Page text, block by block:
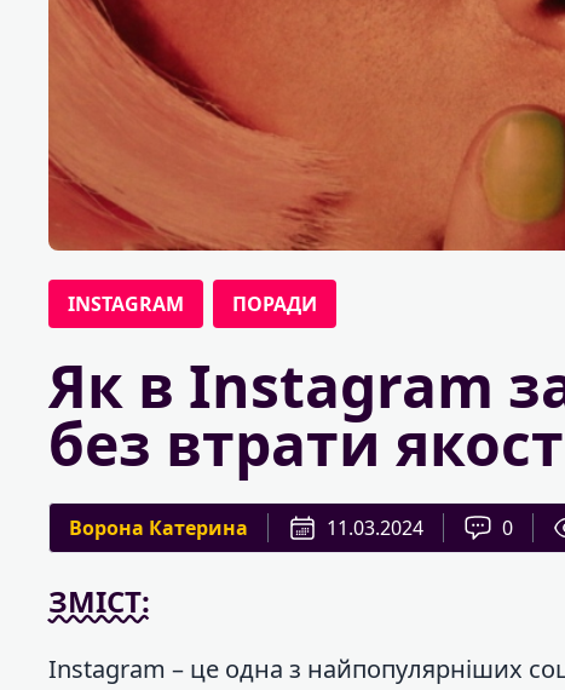
INSTAGRAM ПОРАДИ
Як в Instagram
без втрати
Ворона Катерина 11.03.2024 0
ЗМІСТ:
Instagram – це одна з найпопулярніших